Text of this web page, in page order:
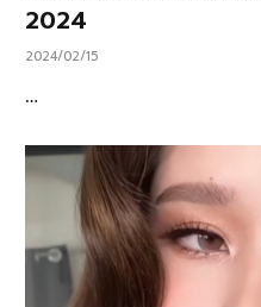
2024
2024/02/15
…